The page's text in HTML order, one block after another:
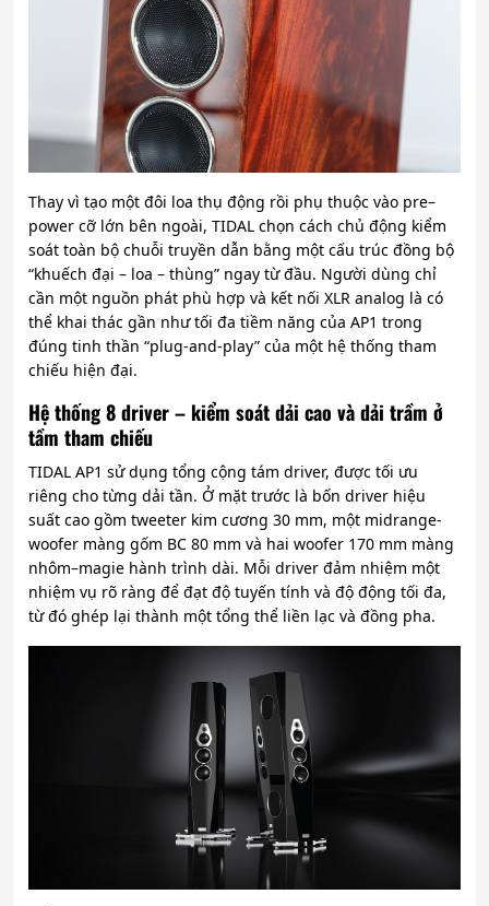
Thay vì tạo một đôi loa thụ động rồi phụ thuộc vào pre–
power cỡ lớn bên ngoài, TIDAL chọn cách chủ động kiểm
soát toàn bộ chuỗi truyền dẫn bằng một cấu trúc đồng bộ
“khuếch đại – loa – thùng” ngay từ đầu. Người dùng chỉ
cần một nguồn phát phù hợp và kết nối XLR analog là có
thể khai thác gần như tối đa tiềm năng của AP1 trong
đúng tinh thần “plug-and-play” của một hệ thống tham
chiếu hiện đại.
Hệ thống 8 driver – kiểm soát dải cao và dải trầm ở
tầm tham chiếu
TIDAL AP1 sử dụng tổng cộng tám driver, được tối ưu
riêng cho từng dải tần. Ở mặt trước là bốn driver hiệu
suất cao gồm tweeter kim cương 30 mm, một midrange-
woofer màng gốm BC 80 mm và hai woofer 170 mm màng
nhôm–magie hành trình dài. Mỗi driver đảm nhiệm một
nhiệm vụ rõ ràng để đạt độ tuyến tính và độ động tối đa,
từ đó ghép lại thành một tổng thể liền lạc và đồng pha.